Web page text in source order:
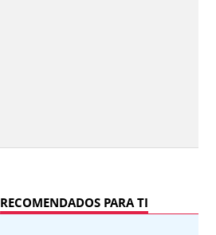
RECOMENDADOS PARA TI